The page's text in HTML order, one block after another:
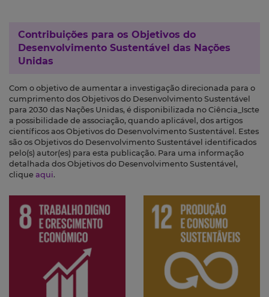
Contribuições para os Objetivos do
Desenvolvimento Sustentável das Nações
Unidas
Com o objetivo de aumentar a investigação direcionada para o
cumprimento dos Objetivos do Desenvolvimento Sustentável
para 2030 das Nações Unidas, é disponibilizada no Ciência_Iscte
a possibilidade de associação, quando aplicável, dos artigos
científicos aos Objetivos do Desenvolvimento Sustentável. Estes
são os Objetivos do Desenvolvimento Sustentável identificados
pelo(s) autor(es) para esta publicação. Para uma informação
detalhada dos Objetivos do Desenvolvimento Sustentável,
clique aqui.